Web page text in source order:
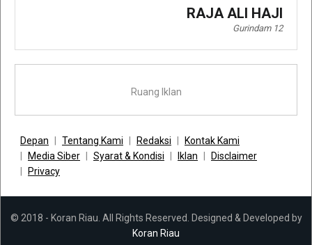
RAJA ALI HAJI
Gurindam 12
Ruang Iklan
Depan Tentang Kami Redaksi
Kontak Kami
Media Siber
Syarat & Kondisi Iklan
Disclaimer
Privacy
© 2018 - Koran Riau. All Rights Reserved. Designed & Developed by
Koran Riau